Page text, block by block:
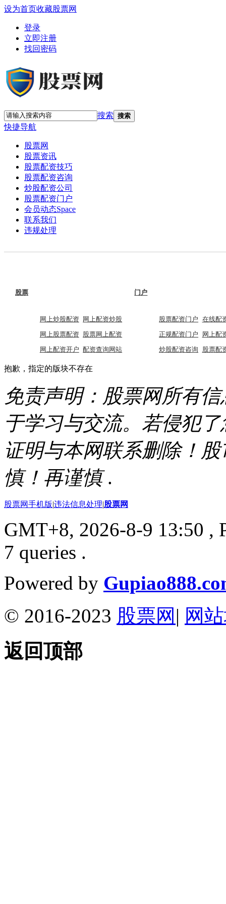
设为首页收藏股票网
登录
立即注册
找回密码
搜索 搜索
快捷导航
股票网
股票资讯
股票配资技巧
股票配资咨询
炒股配资公司
股票配资门户
会员动态Space
联系我们
违规处理
股票
网上炒股配资
网上配资炒股
网上股票配资
股票网上配资
网上配资开户 配资查询网站
门户
股票配资门户 在线配
正规配资门户
网上配
炒股配资咨询
股票配
抱歉，指定的版块不存在
免责声明：股票网所有
于学习与交流。若侵犯
证明与本网联系删除！
慎！再谨慎 .
股票网手机版|违法信息处理|股票网
GMT+8, 2026-8-9 13:50 ,
7 queries .
Powered by
© 2016-2023 股票网 | 网
返回顶部